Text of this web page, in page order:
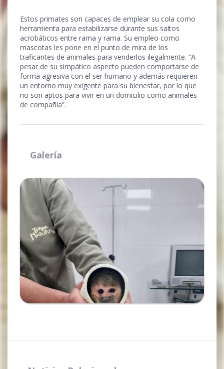
Estos primates son capaces de emplear su cola como
herramienta para estabilizarse durante sus saltos
acrobáticos entre rama y rama. Su empleo como
mascotas les pone en el punto de mira de los
traficantes de animales para venderlos ilegalmente. “A
pesar de su simpático aspecto pueden comportarse de
forma agresiva con el ser humano y además requieren
un entorno muy exigente para su bienestar, por lo que
no son aptos para vivir en un domicilio como animales
de compañía”.
Galería
Ampliar